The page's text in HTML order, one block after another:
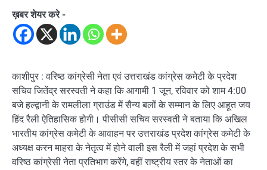
ख़बर शेयर करे -
काशीपुर : वरिष्ठ कांग्रेसी नेता एवं उत्तराखंड कांग्रेस कमेटी के प्रदेश
सचिव जितेंद्र सरस्वती ने कहा कि आगामी 1 जून, रविवार को शाम 4:00
बजे हल्द्वानी के रामलीला ग्राउंड में सैन्य बलों के सम्मान के लिए आहूत जय
हिंद रैली ऐतिहासिक होगी। पीसीसी सचिव सरस्वती ने बताया कि अखिल
भारतीय कांग्रेस कमेटी के आवाहन पर उत्तराखंड प्रदेश कांग्रेस कमेटी के
अध्यक्ष करन माहरा के नेतृत्व में होने वाली इस रैली में जहां प्रदेश के सभी
वरिष्ठ कांग्रेसी नेता प्रतिभाग करेंगे, वहीं राष्ट्रीय स्तर के नेताओं का